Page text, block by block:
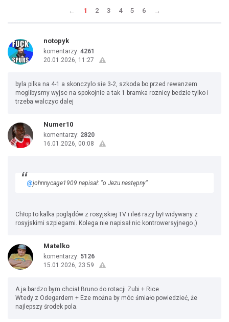
← 1 2 3 4 5 6 →
notopyk
komentarzy: 4261
20.01.2026, 11:27
byla pilka na 4-1 a skonczylo sie 3-2, szkoda bo przed rewanzem
moglibysmy wyjsc na spokojnie a tak 1 bramka roznicy bedzie tylko i
trzeba walczyc dalej
Numer10
komentarzy: 2820
16.01.2026, 00:08
@johnnycage1909 napisał: "o Jezu następny"
Chłop to kalka poglądów z rosyjskiej TV i ileś razy był widywany z
rosyjskimi szpiegami. Kolega nie napisał nic kontrowersyjnego ;)
Matelko
komentarzy: 5126
15.01.2026, 23:59
A ja bardzo bym chciał Bruno do rotacji Zubi + Rice.
Wtedy z Odegardem + Eze można by móc śmiało powiedzieć, że
najlepszy środek pola.